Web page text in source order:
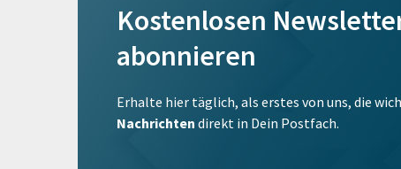
Kostenlosen
abonnieren
Erhalte hier täglich, als erstes von uns, die
Nachrichten direkt in Dein Postfach.